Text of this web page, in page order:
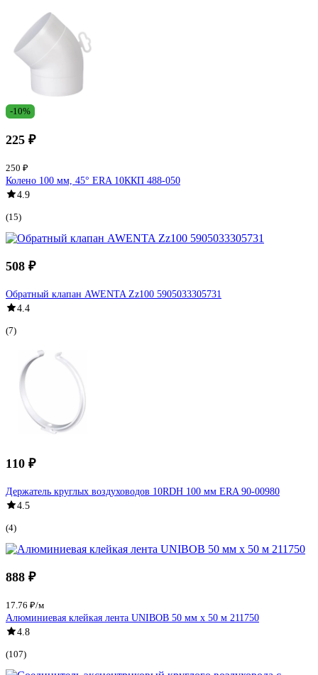
-10%
225 ₽
250 ₽
Колено 100 мм, 45° ERA 10ККП 488-050
4.9
(15)
508 ₽
Обратный клапан AWENTA Zz100 5905033305731
4.4
(7)
110 ₽
Держатель круглых воздуховодов 10RDH 100 мм ERA 90-00980
4.5
(4)
888 ₽
17.76 ₽/м
Алюминиевая клейкая лента UNIBOB 50 мм х 50 м 211750
4.8
(107)